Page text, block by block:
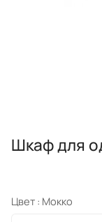
Шкаф для
Цвет : Мокко